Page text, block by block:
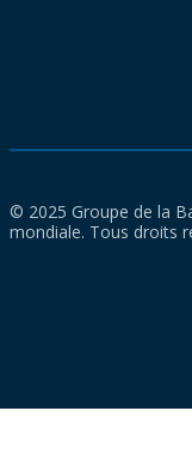
© 2025 Groupe de la
mondiale. Tous droits